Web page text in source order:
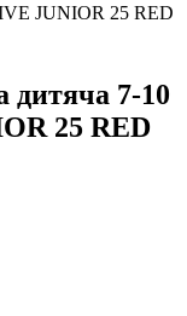
JUNIOR 25 RED
дитяча 7-10
25 RED